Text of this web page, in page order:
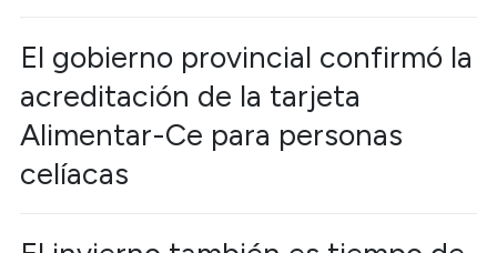
El gobierno provincial confirmó la
acreditación de la tarjeta
Alimentar-Ce para personas
celíacas